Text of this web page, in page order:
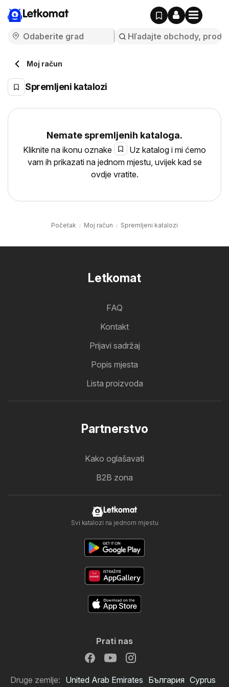
Letkomat
Moj račun
Spremljeni katalozi
Nemate spremljenih kataloga.
Kliknite na ikonu oznake
Uz katalog i mi ćemo
vam ih prikazati na jednom mjestu, uvijek kad se
ovdje vratite.
Početak Moj račun Spremljeni katalozi
Letkomat
FAQ
Kontakt
Prijavi sadržaj
Popis mjesta
Lista proizvoda
Partnerstvo
Kako oglašavati
B2B zona
Letkomat
Svi katalozi na jednom mjestu
Prati nas
Druge zemlje: United Arab Emirates България Cyprus